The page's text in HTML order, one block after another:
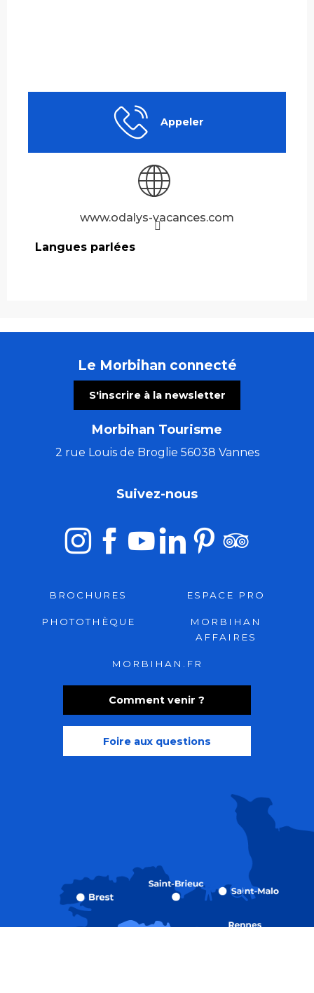
Appeler
www.odalys-vacances.com
Langues parlées
Langues parlées
Le Morbihan connecté
S'inscrire à la newsletter
Morbihan Tourisme
2 rue Louis de Broglie 56038 Vannes
Comment venir ?
Foire aux questions
Suivez-nous
BROCHURES ESPACE PRO
PHOTOTHÈQUE
MORBIHAN
AFFAIRES
MORBIHAN.FR